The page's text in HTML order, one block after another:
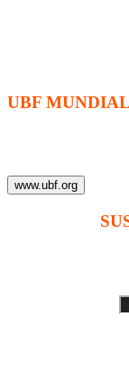
UBF MUNDIAL
www.ubf.org